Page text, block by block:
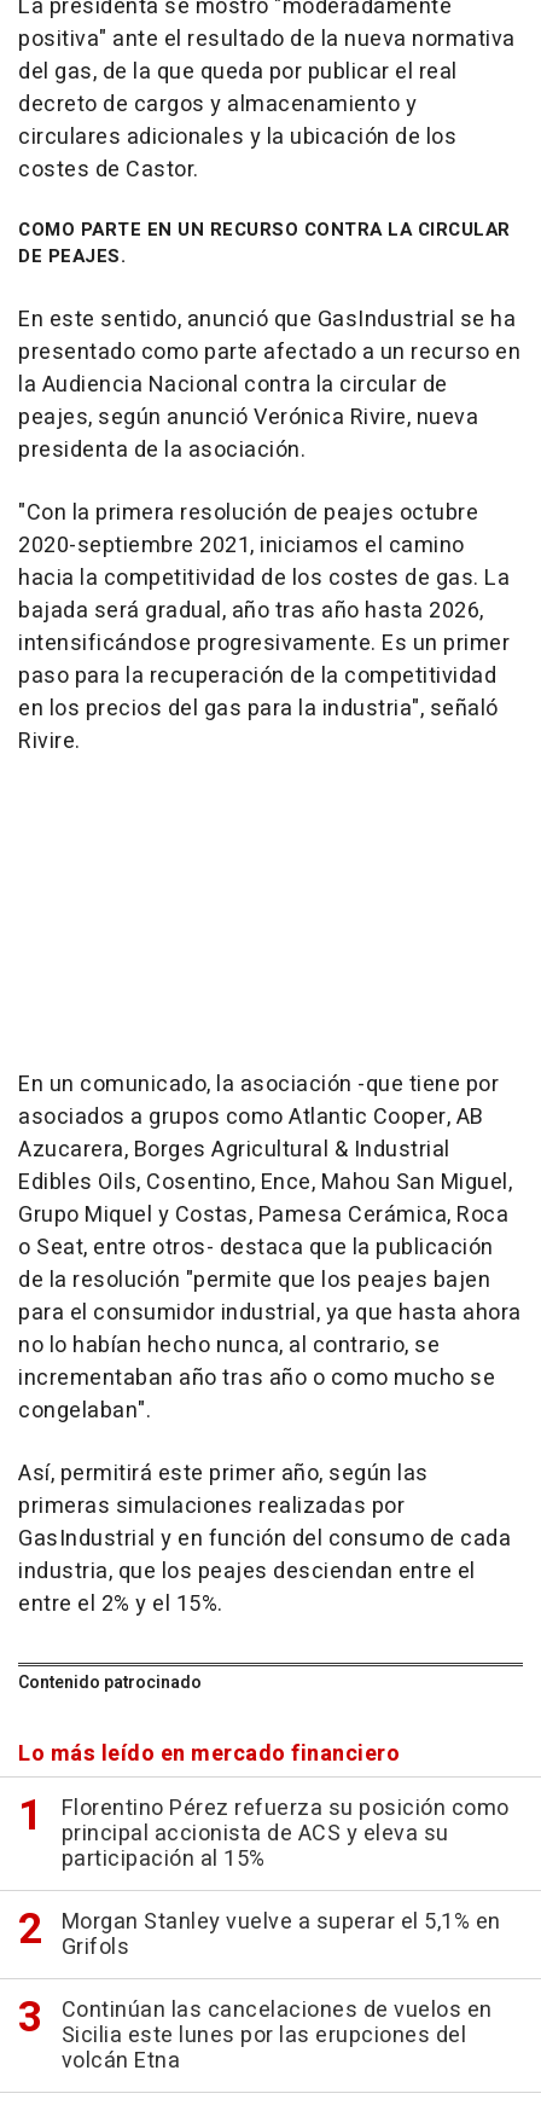
positiva" ante el resultado de la nueva normativa
del gas, de la que queda por publicar el real
decreto de cargos y almacenamiento y
circulares adicionales y la ubicación de los
costes de Castor.
COMO PARTE EN UN RECURSO CONTRA LA CIRCULAR
DE PEAJES.
En este sentido, anunció que GasIndustrial se ha
presentado como parte afectado a un recurso en
la Audiencia Nacional contra la circular de
peajes, según anunció Verónica Rivire, nueva
presidenta de la asociación.
"Con la primera resolución de peajes octubre
2020-septiembre 2021, iniciamos el camino
hacia la competitividad de los costes de gas. La
bajada será gradual, año tras año hasta 2026,
intensificándose progresivamente. Es un primer
paso para la recuperación de la competitividad
en los precios del gas para la industria", señaló
Rivire.
En un comunicado, la asociación -que tiene por
asociados a grupos como Atlantic Cooper, AB
Azucarera, Borges Agricultural & Industrial
Edibles Oils, Cosentino, Ence, Mahou San Miguel,
Grupo Miquel y Costas, Pamesa Cerámica, Roca
o Seat, entre otros- destaca que la publicación
de la resolución "permite que los peajes bajen
para el consumidor industrial, ya que hasta ahora
no lo habían hecho nunca, al contrario, se
incrementaban año tras año o como mucho se
congelaban".
Así, permitirá este primer año, según las
primeras simulaciones realizadas por
GasIndustrial y en función del consumo de cada
industria, que los peajes desciendan entre el
entre el 2% y el 15%.
Contenido patrocinado
Lo más leído en mercado financiero
Florentino Pérez refuerza su posición como
principal accionista de ACS y eleva su
participación al 15%
Morgan Stanley vuelve a superar el 5,1% en
Grifols
Continúan las cancelaciones de vuelos en
Sicilia este lunes por las erupciones del
volcán Etna